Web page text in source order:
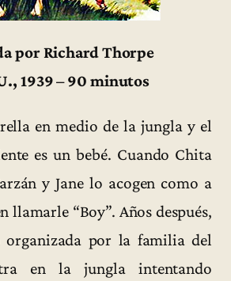
por Richard Thorpe
1939 – 90 minutos
en medio de la jungla y el
es un bebé. Cuando Chita
y Jane lo acogen como a
llamarle “Boy”. Años después,
organizada por la familia del
en la jungla intentando